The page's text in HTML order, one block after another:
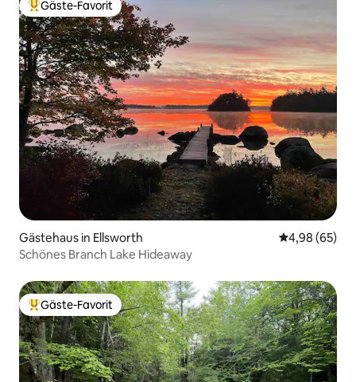
Beliebter Gäste-Favorit.
Gäste-Favorit
Gästehaus in Ellsworth
4,98 (65)
Schönes Branch Lake Hideaway
Beliebter Gäste-Favorit.
Gäste-Favorit